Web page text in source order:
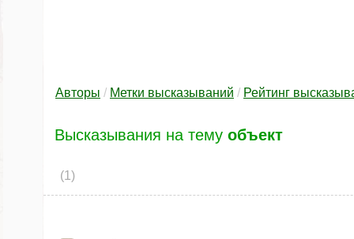
Авторы / Метки высказываний / Рейтинг
Высказывания на тему объект
(1)